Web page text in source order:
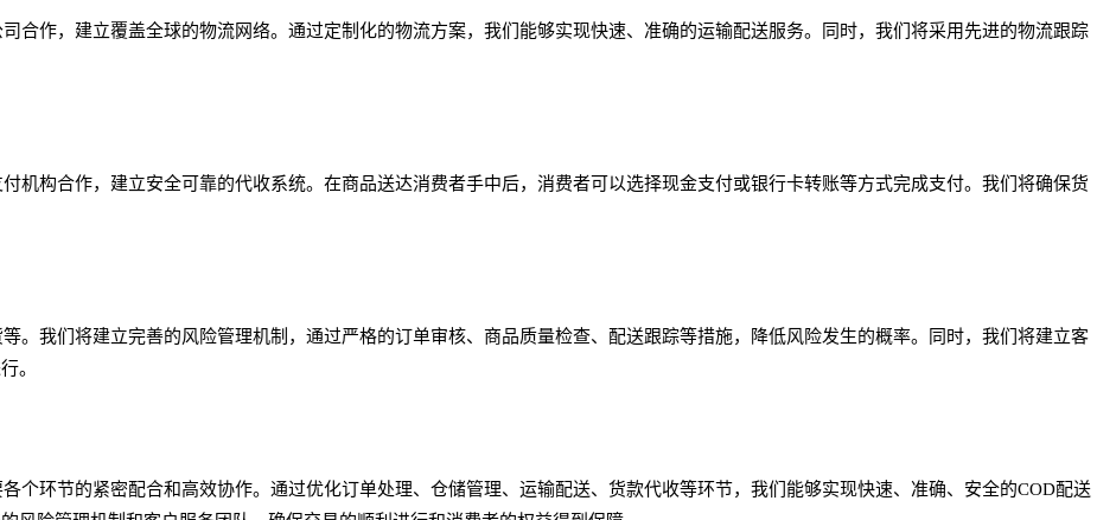
合作，建立覆盖全球的物流网络。通过定制化的物流方案，我们能够实现快速、准确的运输配送服务。同时，我们将采用先进的物流跟踪
机构合作，建立安全可靠的代收系统。在商品送达消费者手中后，消费者可以选择现金支付或银行卡转账等方式完成支付。我们将确保货
。我们将建立完善的风险管理机制，通过严格的订单审核、商品质量检查、配送跟踪等措施，降低风险发生的概率。同时，我们将建立客
。
个环节的紧密配合和高效协作。通过优化订单处理、仓储管理、运输配送、货款代收等环节，我们能够实现快速、准确、安全的COD配送